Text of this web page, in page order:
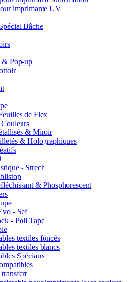
imprimante UV
Bâche
Pop-up
de Flex
& Miroir
& Holographiques
- Strech
& Phosphorescent
- Sef
- Poli Tape
textiles foncés
textiles blancs
Spéciaux